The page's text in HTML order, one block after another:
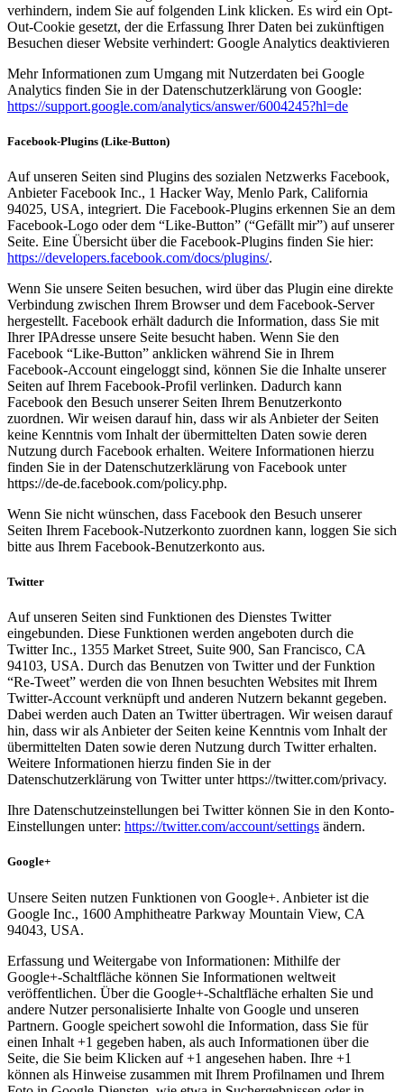
verhindern, indem Sie auf folgenden Link klicken. Es wird ein Opt-
Out-Cookie gesetzt, der die Erfassung Ihrer Daten bei zukünftigen
Besuchen dieser Website verhindert: Google Analytics deaktivieren
Mehr Informationen zum Umgang mit Nutzerdaten bei Google
Analytics finden Sie in der Datenschutzerklärung von Google:
https://support.google.com/analytics/answer/6004245?hl=de
Facebook-Plugins (Like-Button)
Auf unseren Seiten sind Plugins des sozialen Netzwerks Facebook,
Anbieter Facebook Inc., 1 Hacker Way, Menlo Park, California
94025, USA, integriert. Die Facebook-Plugins erkennen Sie an dem
Facebook-Logo oder dem “Like-Button” (“Gefällt mir”) auf unserer
Seite. Eine Übersicht über die Facebook-Plugins finden Sie hier:
https://developers.facebook.com/docs/plugins/.
Wenn Sie unsere Seiten besuchen, wird über das Plugin eine direkte
Verbindung zwischen Ihrem Browser und dem Facebook-Server
hergestellt. Facebook erhält dadurch die Information, dass Sie mit
Ihrer IPAdresse unsere Seite besucht haben. Wenn Sie den
Facebook “Like-Button” anklicken während Sie in Ihrem
Facebook-Account eingeloggt sind, können Sie die Inhalte unserer
Seiten auf Ihrem Facebook-Profil verlinken. Dadurch kann
Facebook den Besuch unserer Seiten Ihrem Benutzerkonto
zuordnen. Wir weisen darauf hin, dass wir als Anbieter der Seiten
keine Kenntnis vom Inhalt der übermittelten Daten sowie deren
Nutzung durch Facebook erhalten. Weitere Informationen hierzu
finden Sie in der Datenschutzerklärung von Facebook unter
https://de-de.facebook.com/policy.php.
Wenn Sie nicht wünschen, dass Facebook den Besuch unserer
Seiten Ihrem Facebook-Nutzerkonto zuordnen kann, loggen Sie sich
bitte aus Ihrem Facebook-Benutzerkonto aus.
Twitter
Auf unseren Seiten sind Funktionen des Dienstes Twitter
eingebunden. Diese Funktionen werden angeboten durch die
Twitter Inc., 1355 Market Street, Suite 900, San Francisco, CA
94103, USA. Durch das Benutzen von Twitter und der Funktion
“Re-Tweet” werden die von Ihnen besuchten Websites mit Ihrem
Twitter-Account verknüpft und anderen Nutzern bekannt gegeben.
Dabei werden auch Daten an Twitter übertragen. Wir weisen darauf
hin, dass wir als Anbieter der Seiten keine Kenntnis vom Inhalt der
übermittelten Daten sowie deren Nutzung durch Twitter erhalten.
Weitere Informationen hierzu finden Sie in der
Datenschutzerklärung von Twitter unter https://twitter.com/privacy.
Ihre Datenschutzeinstellungen bei Twitter können Sie in den Konto-
Einstellungen unter: https://twitter.com/account/settings ändern.
Google+
Unsere Seiten nutzen Funktionen von Google+. Anbieter ist die
Google Inc., 1600 Amphitheatre Parkway Mountain View, CA
94043, USA.
Erfassung und Weitergabe von Informationen: Mithilfe der
Google+-Schaltfläche können Sie Informationen weltweit
veröffentlichen. Über die Google+-Schaltfläche erhalten Sie und
andere Nutzer personalisierte Inhalte von Google und unseren
Partnern. Google speichert sowohl die Information, dass Sie für
einen Inhalt +1 gegeben haben, als auch Informationen über die
Seite, die Sie beim Klicken auf +1 angesehen haben. Ihre +1
können als Hinweise zusammen mit Ihrem Profilnamen und Ihrem